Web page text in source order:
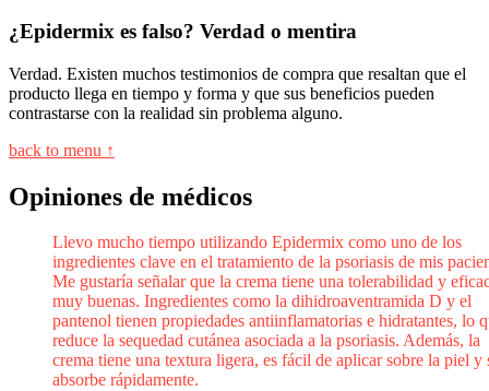
¿Epidermix es falso? Verdad o mentira
Verdad. Existen muchos testimonios de compra que resaltan que el
producto llega en tiempo y forma y que sus beneficios pueden
contrastarse con la realidad sin problema alguno.
back to menu ↑
Opiniones de médicos
Llevo mucho tiempo utilizando Epidermix como uno de los
ingredientes clave en el tratamiento de la psoriasis de mis
Me gustaría señalar que la crema tiene una tolerabilidad y
muy buenas. Ingredientes como la dihidroaventramida D y el
pantenol tienen propiedades antiinflamatorias e hidratantes, lo
reduce la sequedad cutánea asociada a la psoriasis. Además, la
crema tiene una textura ligera, es fácil de aplicar sobre la piel y
absorbe rápidamente.